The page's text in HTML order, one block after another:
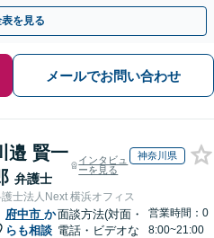
みに寄り添います。
を見る
メールでお問い合わせ
邉 賢一
弁護士
インタビュ
ーを見る
神奈川県
士法人Next 横浜オフィス
府中市 か
らも相談
面談方法(対面・
電話・ビデオな
営業時間：0
8:00~21:00